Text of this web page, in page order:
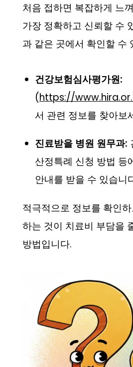
처음 접하면 복잡하게 느
가장 정확하고 신뢰할 수
과 같은 곳에서 확인할 수
건강보험심사평가원:
(https://
서 관련 정보를 찾아보
진료받을 병원 원무과:
산정특례 신청 방법 등
안내를 받을 수 있습니
적극적으로 정보를 확인
하는 것이 치료비 부담을
방법입니다.